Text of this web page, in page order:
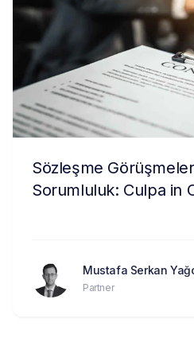
Sözleşme
Sorumluluk: Culpa in
Mustafa Serkan
Partner